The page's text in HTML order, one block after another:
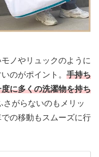
ノやリュックのように
のがポイント。 手持ち
に多くの洗濯物を持ち
さがらないのもメリッ
の移動もスムーズに行